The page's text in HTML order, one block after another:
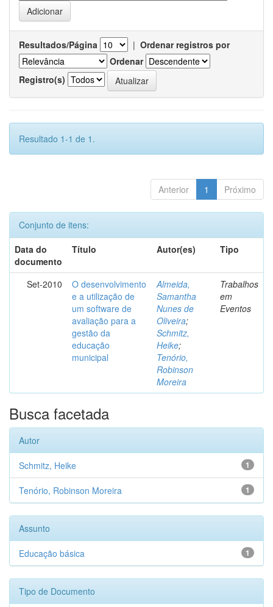
Resultados/Página | Ordenar registros por
Ordenar
Registro(s)
Resultado 1-1 de 1.
Anterior 1 Próximo
Conjunto de itens:
Data do
documento
Título Autor(es) Tipo
Set-2010
O desenvolvimento
e a utilização de
um software de
avaliação para a
gestão da
educação
municipal
Almeida,
Samantha
Nunes de
Oliveira;
Schmitz,
Heike;
Tenório,
Robinson
Moreira
Trabalhos
em
Eventos
Busca facetada
Autor
1
Schmitz, Heike
1
Tenório, Robinson Moreira
Assunto
1
Educação básica
Tipo de Documento